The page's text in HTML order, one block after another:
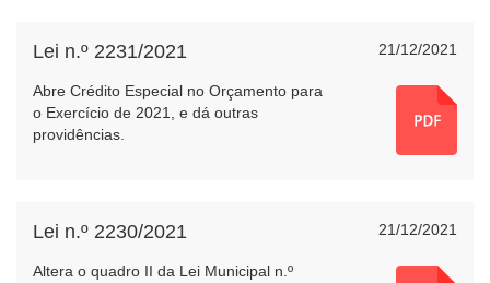
21/12/2021
Lei n.º 2231/2021
Abre Crédito Especial no Orçamento para
o Exercício de 2021, e dá outras
providências.
21/12/2021
Lei n.º 2230/2021
Altera o quadro II da Lei Municipal n.º